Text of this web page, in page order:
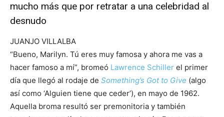
mucho más que por retratar a una celebridad al
desnudo
JUANJO VILLALBA
“Bueno, Marilyn. Tú eres muy famosa y ahora me vas a
hacer famoso a mí”, bromeó Lawrence Schiller el primer
día que llegó al rodaje de Something’s Got to Give (algo
así como ‘Alguien tiene que ceder’), en mayo de 1962.
Aquella broma resultó ser premonitoria y también